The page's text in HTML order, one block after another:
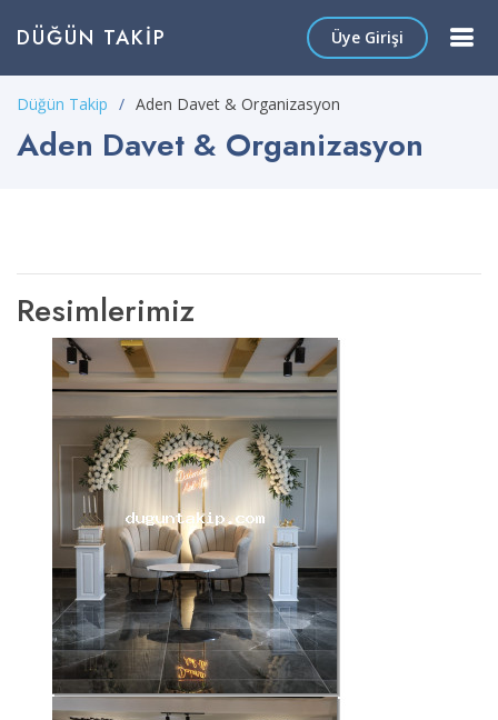
DÜĞÜN TAKIP Üye Girişi
Düğün Takip Aden Davet & Organizasyon
Aden Davet & Organizasyon
Resimlerimiz